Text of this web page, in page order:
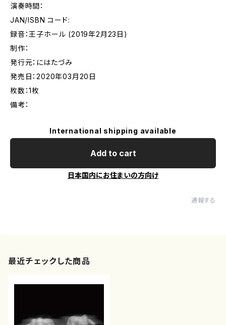
演奏時間：
JAN/ISBN コード:
録音：王子ホール (2019年2月23日)
制作：
発行元：にはたづみ
発売日：2020年03月20日
枚数：1枚
備考：
International shipping available
Add to cart
日本国内にお住まいの方向け
通報する
最近チェックした商品